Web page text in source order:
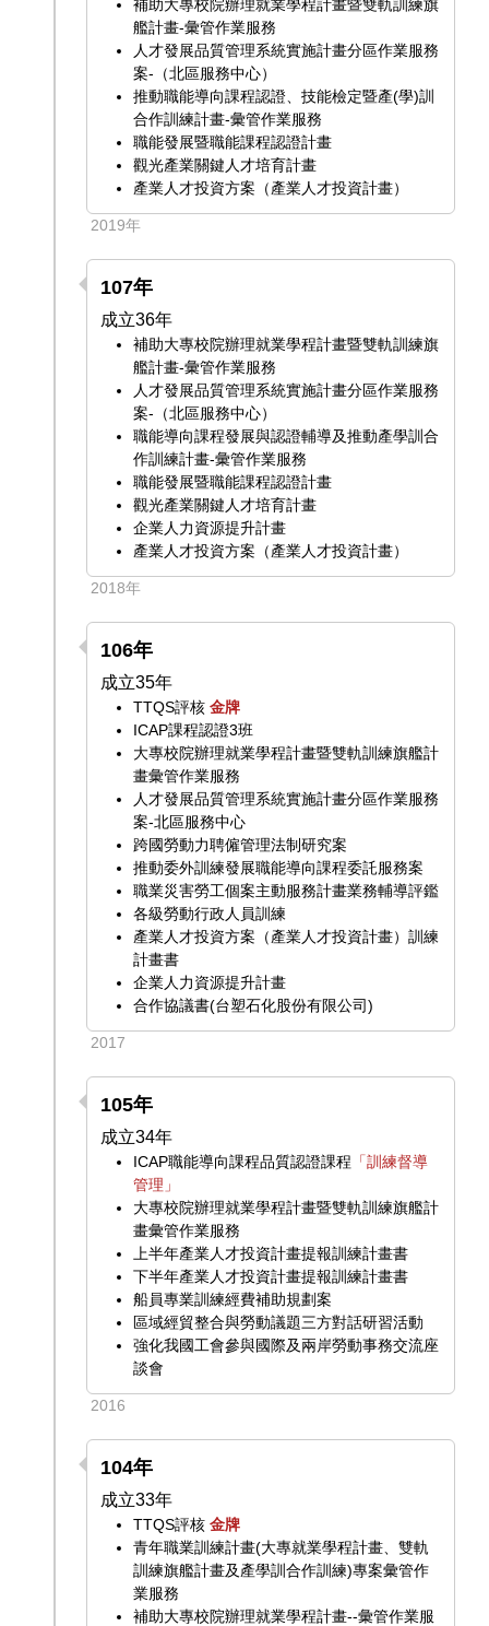
補助大專校院辦理就業學程計畫暨雙軌訓練旗
艦計畫-彙管作業服務
人才發展品質管理系統實施計畫分區作業服務
案-（北區服務中心）
推動職能導向課程認證、技能檢定暨產(學)訓
合作訓練計畫-彙管作業服務
職能發展暨職能課程認證計畫
觀光產業關鍵人才培育計畫
產業人才投資方案（產業人才投資計畫）
2019年
107年
成立36年
補助大專校院辦理就業學程計畫暨雙軌訓練旗
艦計畫-彙管作業服務
人才發展品質管理系統實施計畫分區作業服務
案-（北區服務中心）
職能導向課程發展與認證輔導及推動產學訓合
作訓練計畫-彙管作業服務
職能發展暨職能課程認證計畫
觀光產業關鍵人才培育計畫
企業人力資源提升計畫
產業人才投資方案（產業人才投資計畫）
2018年
106年
成立35年
TTQS評核金牌
ICAP課程認證3班
大專校院辦理就業學程計畫暨雙軌訓練旗艦計
畫彙管作業服務
人才發展品質管理系統實施計畫分區作業服務
案-北區服務中心
跨國勞動力聘僱管理法制研究案
推動委外訓練發展職能導向課程委託服務案
職業災害勞工個案主動服務計畫業務輔導評鑑
各級勞動行政人員訓練
產業人才投資方案（產業人才投資計畫）訓練
計畫書
企業人力資源提升計畫
合作協議書(台塑石化股份有限公司)
2017
105年
成立34年
ICAP職能導向課程品質認證課程 「訓練督導
管理」
大專校院辦理就業學程計畫暨雙軌訓練旗艦計
畫彙管作業服務
上半年產業人才投資計畫提報訓練計畫書
下半年產業人才投資計畫提報訓練計畫書
船員專業訓練經費補助規劃案
區域經貿整合與勞動議題三方對話研習活動
強化我國工會參與國際及兩岸勞動事務交流座
談會
2016
104年
成立33年
TTQS評核金牌
青年職業訓練計畫(大專就業學程計畫、雙軌
訓練旗艦計畫及產學訓合作訓練)專案彙管作
業服務
補助大專校院辦理就業學程計畫--彙管作業服